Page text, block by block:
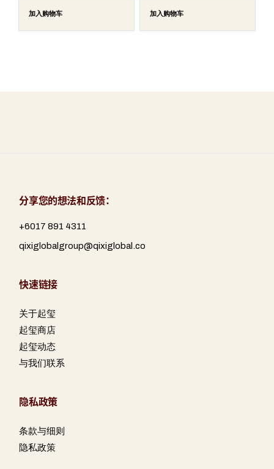
加入购物车 加入购物车
分享您的想法和反馈：
+6017 891 4311
qixiglobalgroup@qixiglobal.co
快速链接
关于起玺
起玺商店
起玺动态
与我们联系
隐私政策
条款与细则
隐私政策